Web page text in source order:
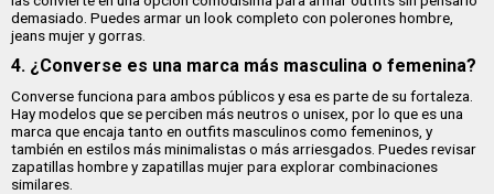
demasiado. Puedes armar un look completo con polerones hombre,
jeans mujer y gorras.
4. ¿Converse es una marca más masculina o femenina?
Converse funciona para ambos públicos y esa es parte de su fortaleza.
Hay modelos que se perciben más neutros o unisex, por lo que es una
marca que encaja tanto en outfits masculinos como femeninos, y
también en estilos más minimalistas o más arriesgados. Puedes revisar
zapatillas hombre y zapatillas mujer para explorar combinaciones
similares.